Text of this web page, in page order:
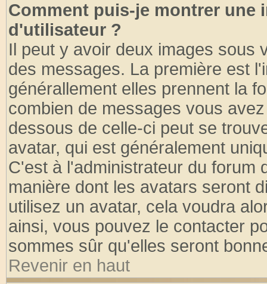
Comment puis-je montrer une
d'utilisateur ?
Il peut y avoir deux images sous
des messages. La première est
générallement elles prennent la
combien de messages vous
dessous de celle-ci peut se
avatar, qui est généralement
C'est à l'administrateur du forum
manière dont les avatars seront
utilisez un avatar, cela voudra
ainsi, vous pouvez le contacter
sommes sûr qu'elles seront
Revenir en haut